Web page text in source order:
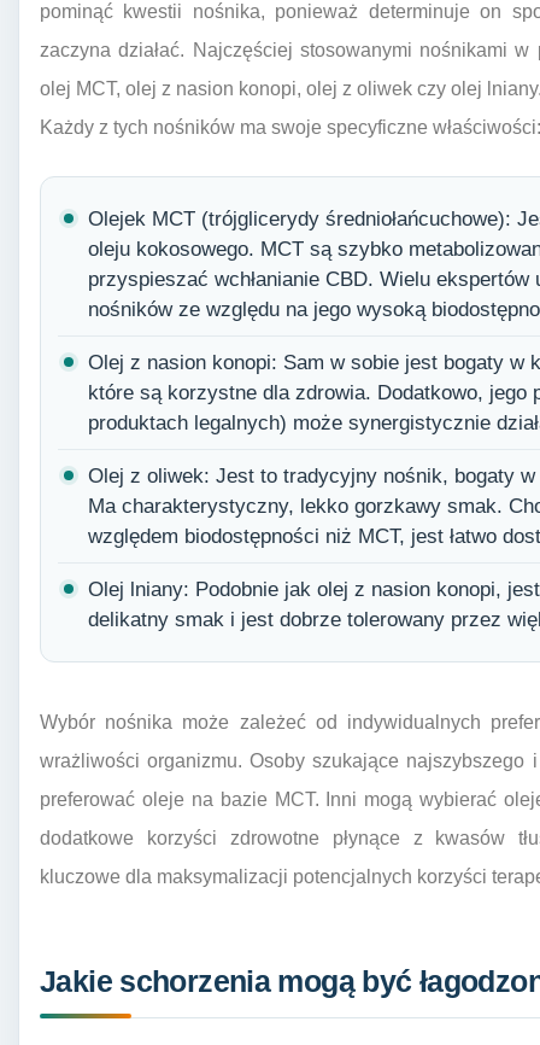
pominąć kwestii nośnika, ponieważ determinuje on
zaczyna działać. Najczęściej stosowanymi nośnikami
olej MCT, olej z nasion konopi, olej z oliwek czy olej
Każdy z tych nośników ma swoje specyficzne właściwości:
Olejek MCT (trójglicerydy średniołańcuchowe):
oleju kokosowego. MCT są szybko
przyspieszać wchłanianie CBD. Wielu
nośników ze względu na jego wysoką
Olej z nasion konopi: Sam w sobie jest bogaty w
które są korzystne dla zdrowia. Dodatkowo, jego
produktach legalnych) może synergistycznie
Olej z oliwek: Jest to tradycyjny nośnik, bogaty
Ma charakterystyczny, lekko gorzkawy smak.
względem biodostępności niż MCT, jest łatwo
Olej lniany: Podobnie jak olej z nasion konopi,
delikatny smak i jest dobrze tolerowany przez
Wybór nośnika może zależeć od indywidualnych
wrażliwości organizmu. Osoby szukające najszybszego
preferować oleje na bazie MCT. Inni mogą wybierać
dodatkowe korzyści zdrowotne płynące z kwasów
kluczowe dla maksymalizacji potencjalnych korzyści
Jakie schorzenia mogą być